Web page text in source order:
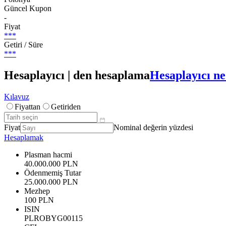
Güncel Kupon
-
Fiyat
***
Getiri / Süre
***
Hesaplayıcı | den hesaplamaHesaplayıcı
Kılavuz
Fiyattan
Getiriden
Fiyat
Nominal değerin yüzdesi
Hesaplamak
Plasman hacmi
40.000.000 PLN
Ödenmemiş Tutar
25.000.000 PLN
Mezhep
100 PLN
ISIN
PLROBYG00115